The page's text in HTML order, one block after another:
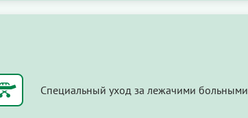
Специальный уход за лежачими больными